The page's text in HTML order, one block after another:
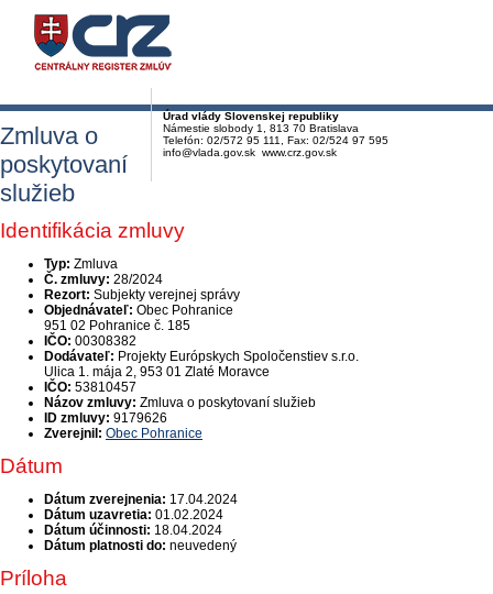
Úrad vlády Slovenskej republiky
Námestie slobody 1, 813 70 Bratislava
Telefón: 02/572 95 111, Fax: 02/524 97 595
info@vlada.gov.sk www.crz.gov.sk
Zmluva o
poskytovaní
služieb
Identifikácia zmluvy
Typ: Zmluva
Č. zmluvy: 28/2024
Rezort: Subjekty verejnej správy
Objednávateľ: Obec Pohranice
951 02 Pohranice č. 185
IČO: 00308382
Dodávateľ: Projekty Európskych Spoločenstiev s.r.o.
Ulica 1. mája 2, 953 01 Zlaté Moravce
IČO: 53810457
Názov zmluvy: Zmluva o poskytovaní služieb
ID zmluvy: 9179626
Zverejnil: Obec Pohranice
Dátum
Dátum zverejnenia: 17.04.2024
Dátum uzavretia: 01.02.2024
Dátum účinnosti: 18.04.2024
Dátum platnosti do: neuvedený
Príloha